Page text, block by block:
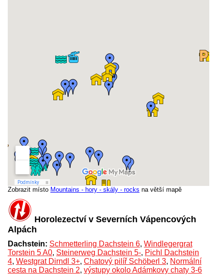
Zobrazit místo Mountains - hory - skály - rocks na větší mapě
Horolezectví v Severních Vápencových
Alpách
Dachstein: Schmetterling Dachstein 6, Windlegergrat
Torstein 5 A0, Steinerweg Dachstein 5-, Pichl Dachstein
4, Westgrat Dirndl 3+, Chatový pilíř Schöberl 3, Normální
cesta na Dachstein 2, výstupy okolo Adámkovy chaty 3-6